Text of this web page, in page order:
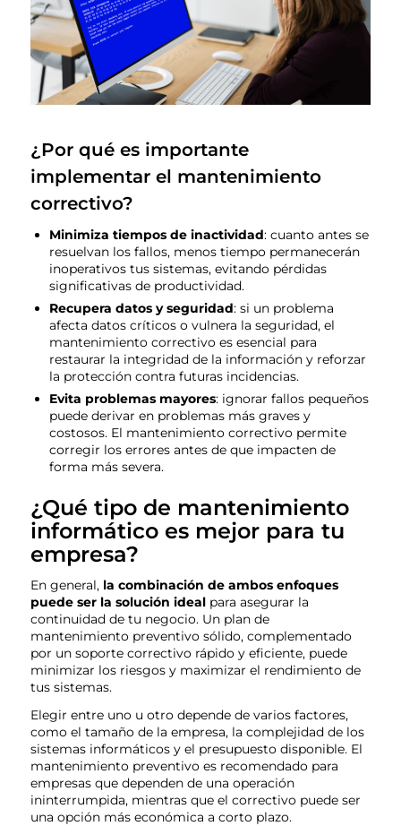
¿Por qué es importante
implementar el mantenimiento
correctivo?
Minimiza tiempos de inactividad: cuanto antes se
resuelvan los fallos, menos tiempo permanecerán
inoperativos tus sistemas, evitando pérdidas
significativas de productividad.
Recupera datos y seguridad: si un problema
afecta datos críticos o vulnera la seguridad, el
mantenimiento correctivo es esencial para
restaurar la integridad de la información y reforzar
la protección contra futuras incidencias.
Evita problemas mayores: ignorar fallos pequeños
puede derivar en problemas más graves y
costosos. El mantenimiento correctivo permite
corregir los errores antes de que impacten de
forma más severa.
¿Qué tipo de mantenimiento
informático es mejor para tu
empresa?
En general, la combinación de ambos enfoques
puede ser la solución idealpara asegurar la
continuidad de tu negocio. Un plan de
mantenimiento preventivo sólido, complementado
por un soporte correctivo rápido y eficiente, puede
minimizar los riesgos y maximizar el rendimiento de
tus sistemas.
Elegir entre uno u otro depende de varios factores,
como el tamaño de la empresa, la complejidad de los
sistemas informáticos y el presupuesto disponible. El
mantenimiento preventivo es recomendado para
empresas que dependen de una operación
ininterrumpida, mientras que el correctivo puede ser
una opción más económica a corto plazo.